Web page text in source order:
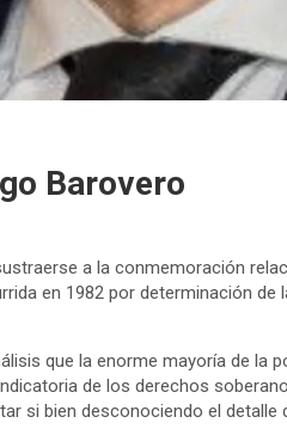
Barovero
a la conmemoración
en 1982 por determinación de
que la enorme mayoría de la
de los derechos
si bien desconociendo el